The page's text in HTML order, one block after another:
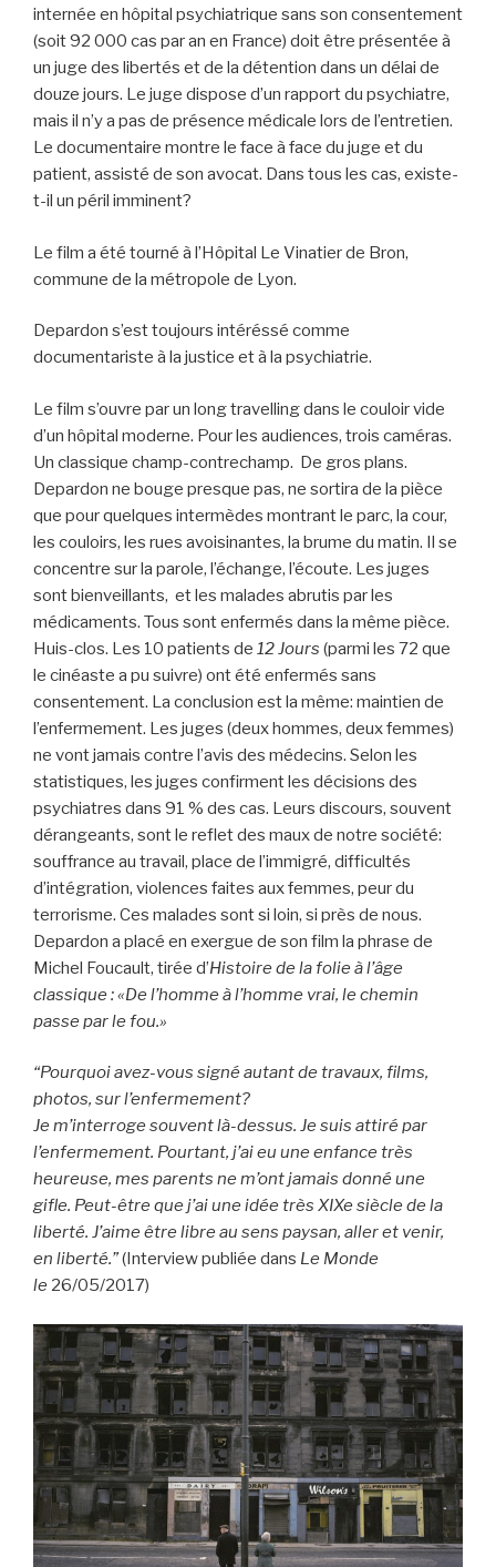
internée en hôpital psychiatrique sans son consentement
(soit 92 000 cas par an en France) doit être présentée à
un juge des libertés et de la détention dans un délai de
douze jours. Le juge dispose d’un rapport du psychiatre,
mais il n’y a pas de présence médicale lors de l’entretien.
Le documentaire montre le face à face du juge et du
patient, assisté de son avocat. Dans tous les cas, existe-
t-il un péril imminent?
Le film a été tourné à l’Hôpital Le Vinatier de Bron,
commune de la métropole de Lyon.
Depardon s’est toujours intéréssé comme
documentariste à la justice et à la psychiatrie.
Le film s’ouvre par un long travelling dans le couloir vide
d’un hôpital moderne. Pour les audiences, trois caméras.
Un classique champ-contrechamp. De gros plans.
Depardon ne bouge presque pas, ne sortira de la pièce
que pour quelques intermèdes montrant le parc, la cour,
les couloirs, les rues avoisinantes, la brume du matin. Il se
concentre sur la parole, l’échange, l’écoute. Les juges
sont bienveillants, et les malades abrutis par les
médicaments. Tous sont enfermés dans la même pièce.
Huis-clos. Les 10 patients de 12 Jours (parmi les 72 que
le cinéaste a pu suivre) ont été enfermés sans
consentement. La conclusion est la même: maintien de
l’enfermement. Les juges (deux hommes, deux femmes)
ne vont jamais contre l’avis des médecins. Selon les
statistiques, les juges confirment les décisions des
psychiatres dans 91 % des cas. Leurs discours, souvent
dérangeants, sont le reflet des maux de notre société:
souffrance au travail, place de l’immigré, difficultés
d’intégration, violences faites aux femmes, peur du
terrorisme. Ces malades sont si loin, si près de nous.
Depardon a placé en exergue de son film la phrase de
Michel Foucault, tirée d’Histoire de la folie à l’âge
classique : «De l’homme à l’homme vrai, le chemin
passe par le fou.»
“Pourquoi avez-vous signé autant de travaux, films,
photos, sur l’enfermement?
Je m’interroge souvent là-dessus. Je suis attiré par
l’enfermement. Pourtant, j’ai eu une enfance très
heureuse, mes parents ne m’ont jamais donné une
gifle. Peut-être que j’ai une idée très XIXe siècle de la
liberté. J’aime être libre au sens paysan, aller et venir,
en liberté.”(Interview publiée dans Le Monde
le 26/05/2017)